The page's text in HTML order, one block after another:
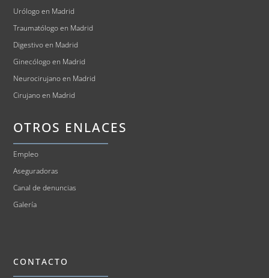
Urólogo en Madrid
Traumatólogo en Madrid
Digestivo en Madrid
Ginecólogo en Madrid
Neurocirujano en Madrid
Cirujano en Madrid
OTROS ENLACES
Empleo
Aseguradoras
Canal de denuncias
Galería
CONTACTO